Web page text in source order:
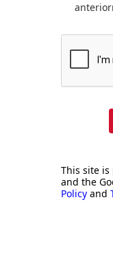
This site is
and the
Policy and